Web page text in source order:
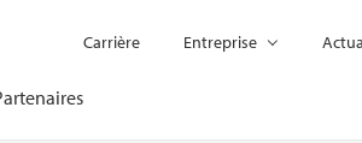
Carrière Entreprise